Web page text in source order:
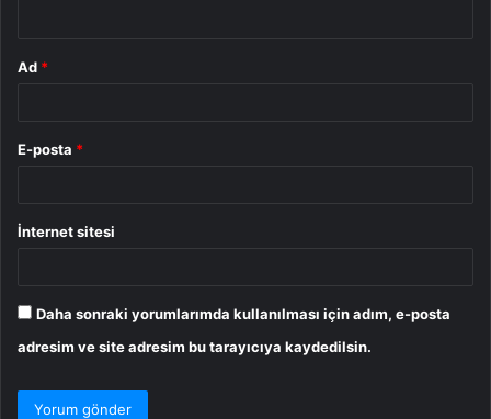
Ad *
E-posta *
İnternet sitesi
Daha sonraki yorumlarımda kullanılması için adım, e-posta
adresim ve site adresim bu tarayıcıya kaydedilsin.